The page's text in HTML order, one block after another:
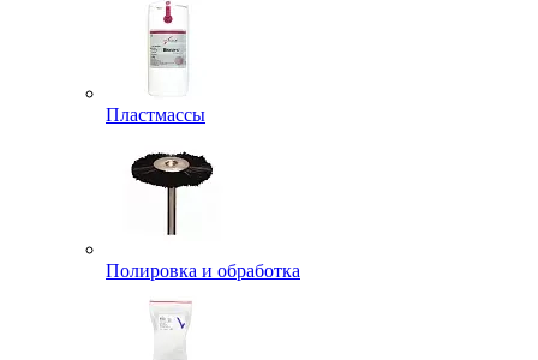
Пластмассы
Полировка и обработка